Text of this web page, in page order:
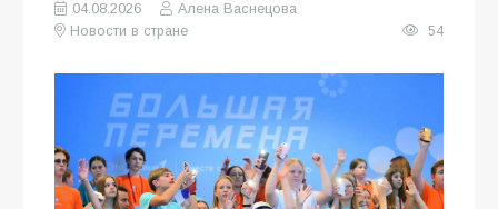
04.08.2026
Алена Васнецова
Новости в стране
54